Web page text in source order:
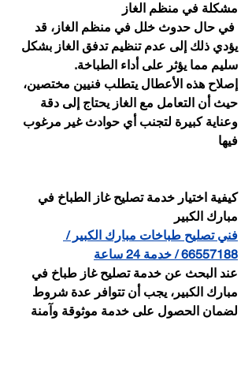
مشكلة في منظم الغاز
في حال حدوث خلل في منظم الغاز، قد
يؤدي ذلك إلى عدم تنظيم تدفق الغاز بشكل
سليم مما يؤثر على أداء الطباخة.
إصلاح هذه الأعطال يتطلب فنيين مختصين،
حيث أن التعامل مع الغاز يحتاج إلى دقة
وعناية كبيرة لتجنب أي حوادث غير مرغوب
فيها
كيفية اختيار خدمة تصليح غاز الطباخ في
مبارك الكبير
فني تصليح طباخات مبارك الكبير /
66557188 / خدمة 24 ساعة
عند البحث عن خدمة تصليح غاز طباخ في
مبارك الكبير، يجب أن تتوافر عدة شروط
لضمان الحصول على خدمة موثوقة وآمنة